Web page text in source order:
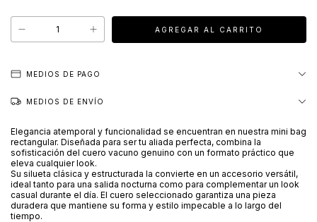
MEDIOS DE PAGO
MEDIOS DE ENVÍO
Elegancia atemporal y funcionalidad se encuentran en nuestra mini bag
rectangular. Diseñada para ser tu aliada perfecta, combina la
sofisticación del cuero vacuno genuino con un formato práctico que
eleva cualquier look.
Su silueta clásica y estructurada la convierte en un accesorio versátil,
ideal tanto para una salida nocturna como para complementar un look
casual durante el día. El cuero seleccionado garantiza una pieza
duradera que mantiene su forma y estilo impecable a lo largo del
tiempo.